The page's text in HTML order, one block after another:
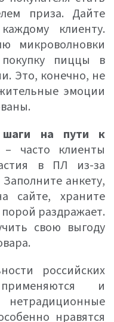
приза. Дайте
клиенту.
микроволновки
пиццы в
Это, конечно, не
эмоции
шаги на пути к
– часто клиенты
в ПЛ из-за
анкету,
сайте, храните
раздражает.
свою выгоду
российских
и
нравятся